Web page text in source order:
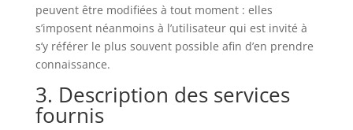
peuvent être modifiées à tout moment : elles
s’imposent néanmoins à l’utilisateur qui est invité à
s’y référer le plus souvent possible afin d’en prendre
connaissance.
3. Description des services
fournis